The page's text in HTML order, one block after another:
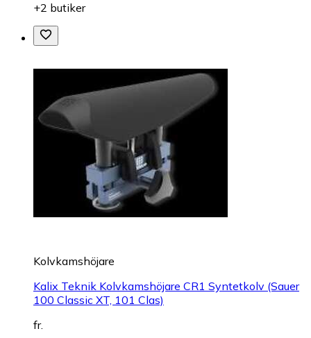
+2 butiker
Kolvkamshöjare
Kalix Teknik Kolvkamshöjare CR1 Syntetkolv (Sauer
100 Classic XT, 101 Clas)
fr.